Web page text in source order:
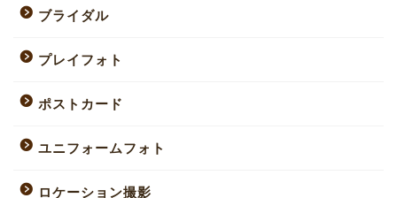
ブライダル
プレイフォト
ポストカード
ユニフォームフォト
ロケーション撮影